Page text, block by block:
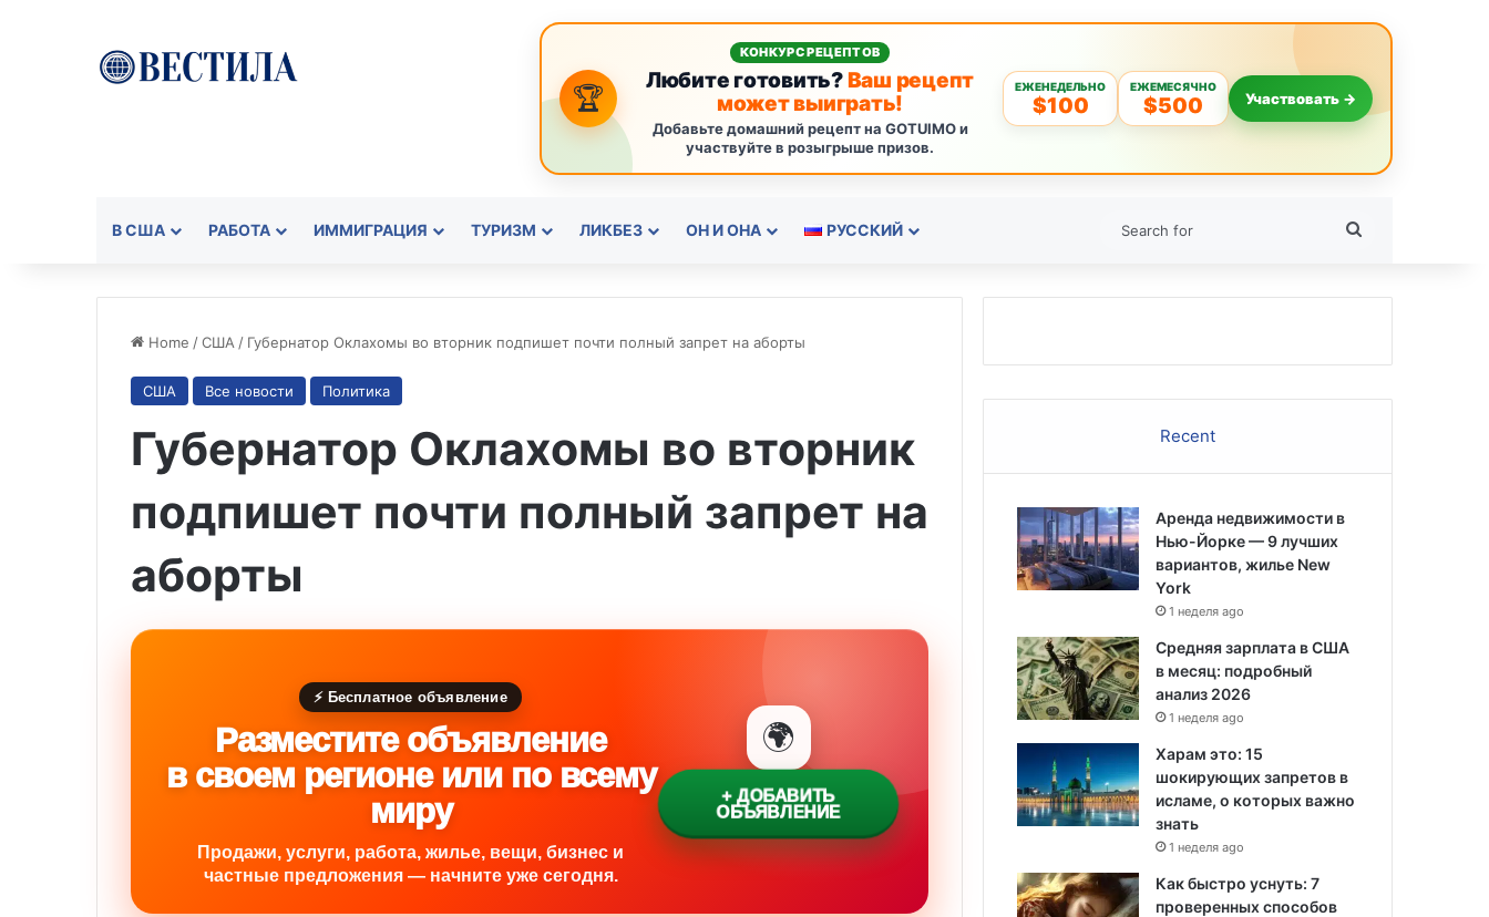
🏆
КОНКУРС РЕЦЕПТОВ
Любите готовить?Ваш рецепт
может выиграть!
Добавьте домашний рецепт на GOTUIMO и
участвуйте в розыгрыше призов.
ЕЖЕНЕДЕЛЬНО
$100
ЕЖЕМЕСЯЧНО
$500 Участвовать →
В США РАБОТА ИММИГРАЦИЯ ТУРИЗМ ЛИКБЕЗ ОН И ОНА РУССКИЙ
Home /США / Губернатор Оклахомы во вторник подпишет почти полный запрет на аборты
США Все новости Политика
Губернатор Оклахомы во вторник
подпишет почти полный запрет на
аборты
⚡ Бесплатное объявление
Разместите объявление
в своем регионе или по всему
миру
Продажи, услуги, работа, жилье, вещи, бизнес и
частные предложения — начните уже сегодня.
🌍
+ ДОБАВИТЬ
ОБЪЯВЛЕНИЕ
Recent
Аренда недвижимости в
Нью-Йорке — 9 лучших
вариантов, жилье New
York
1 неделя ago
Средняя зарплата в США
в месяц: подробный
анализ 2026
1 неделя ago
Харам это: 15
шокирующих запретов в
исламе, о которых важно
знать
1 неделя ago
Как быстро уснуть: 7
проверенных способов